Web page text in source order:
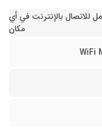
للاتصال بالإنترنت في أي
مكان
WiFi